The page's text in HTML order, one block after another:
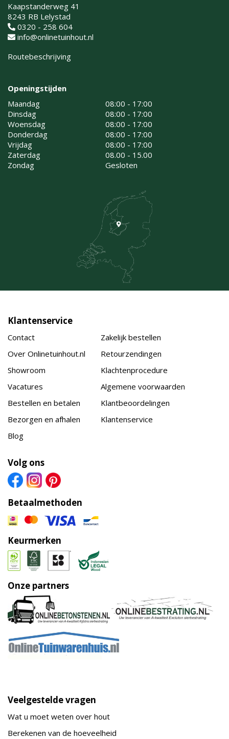
Kaapstanderweg 41
8243 RB Lelystad
0320 - 258 604
info@onlinetuinhout.nl
Routebeschrijving
Openingstijden
Maandag
08:00 - 17:00
Dinsdag
08:00 - 17:00
Woensdag
08:00 - 17:00
Donderdag
08:00 - 17:00
Vrijdag
08:00 - 17:00
Zaterdag
08.00 - 15.00
Zondag
Gesloten
Klantenservice
Contact
Over Onlinetuinhout.nl
Showroom
Vacatures
Bestellen en betalen
Bezorgen en afhalen
Blog
Zakelijk bestellen
Retourzendingen
Klachtenprocedure
Algemene voorwaarden
Klantbeoordelingen
Klantenservice
Volg ons
Betaalmethoden
Keurmerken
Onze partners
Veelgestelde vragen
Wat u moet weten over hout
Berekenen van de hoeveelheid